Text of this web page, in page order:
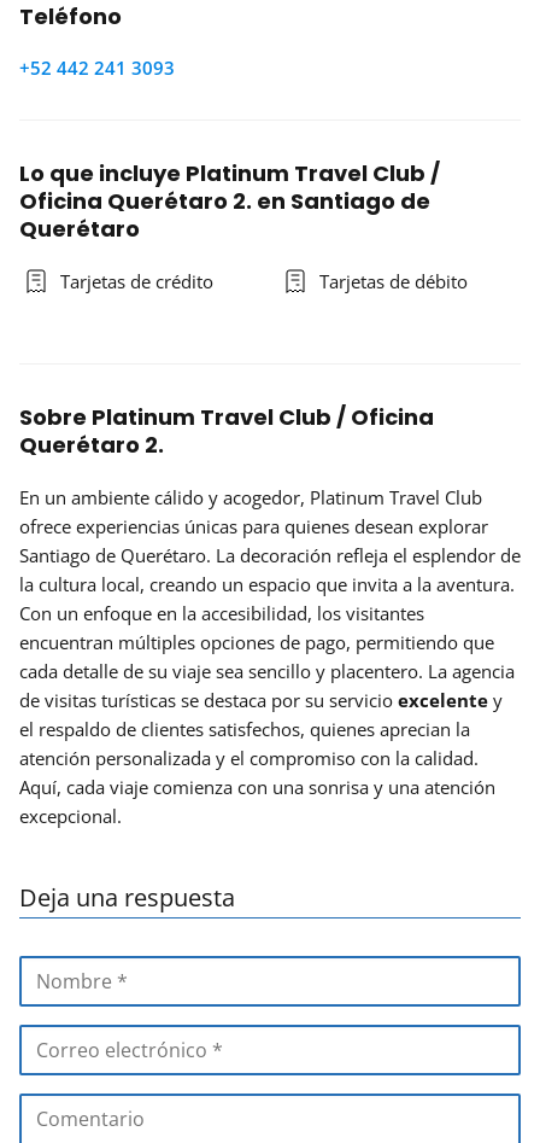
Teléfono
+52 442 241 3093
Lo que incluye Platinum Travel Club /
Oficina Querétaro 2. en Santiago de
Querétaro
Tarjetas de crédito Tarjetas de débito
Sobre Platinum Travel Club / Oficina
Querétaro 2.
En un ambiente cálido y acogedor, Platinum Travel Club
ofrece experiencias únicas para quienes desean explorar
Santiago de Querétaro. La decoración refleja el esplendor de
la cultura local, creando un espacio que invita a la aventura.
Con un enfoque en la accesibilidad, los visitantes
encuentran múltiples opciones de pago, permitiendo que
cada detalle de su viaje sea sencillo y placentero. La agencia
de visitas turísticas se destaca por su servicio excelente y
el respaldo de clientes satisfechos, quienes aprecian la
atención personalizada y el compromiso con la calidad.
Aquí, cada viaje comienza con una sonrisa y una atención
excepcional.
Deja una respuesta